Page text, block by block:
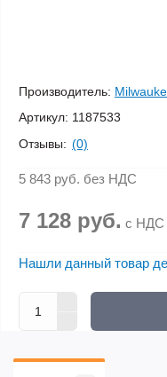
Производитель:
Артикул: 1187533
Отзывы: (0)
5 843 руб. без НДС
7 128 руб. с НДС
Нашли данный товар